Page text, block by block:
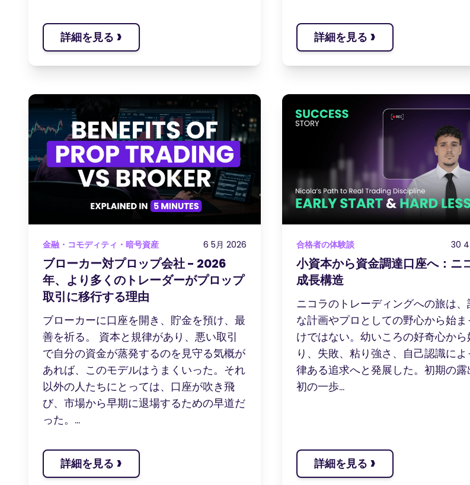
詳細を見る › 詳細を見る ›
金融・コモディティ・暗号資産 6 5月 2026
ブローカー対プロップ会社 - 2026
年、より多くのトレーダーがプロップ
取引に移行する理由
ブローカーに口座を開き、貯金を預け、最
善を祈る。 資本と規律があり、悪い取引
で自分の資金が蒸発するのを見守る気概が
あれば、このモデルはうまくいった。それ
以外の人たちにとっては、口座が吹き飛
び、市場から早期に退場するための早道だ
った。...
詳細を見る ›
合格者の体験談 30
小資本から資金調達口座へ：ニ
成長構造
ニコラのトレーディングへの旅は、
な計画やプロとしての野心から始ま
けではない。幼いころの好奇心から
り、失敗、粘り強さ、自己認識に
律ある追求へと発展した。初期の露
初の一歩...
詳細を見る ›